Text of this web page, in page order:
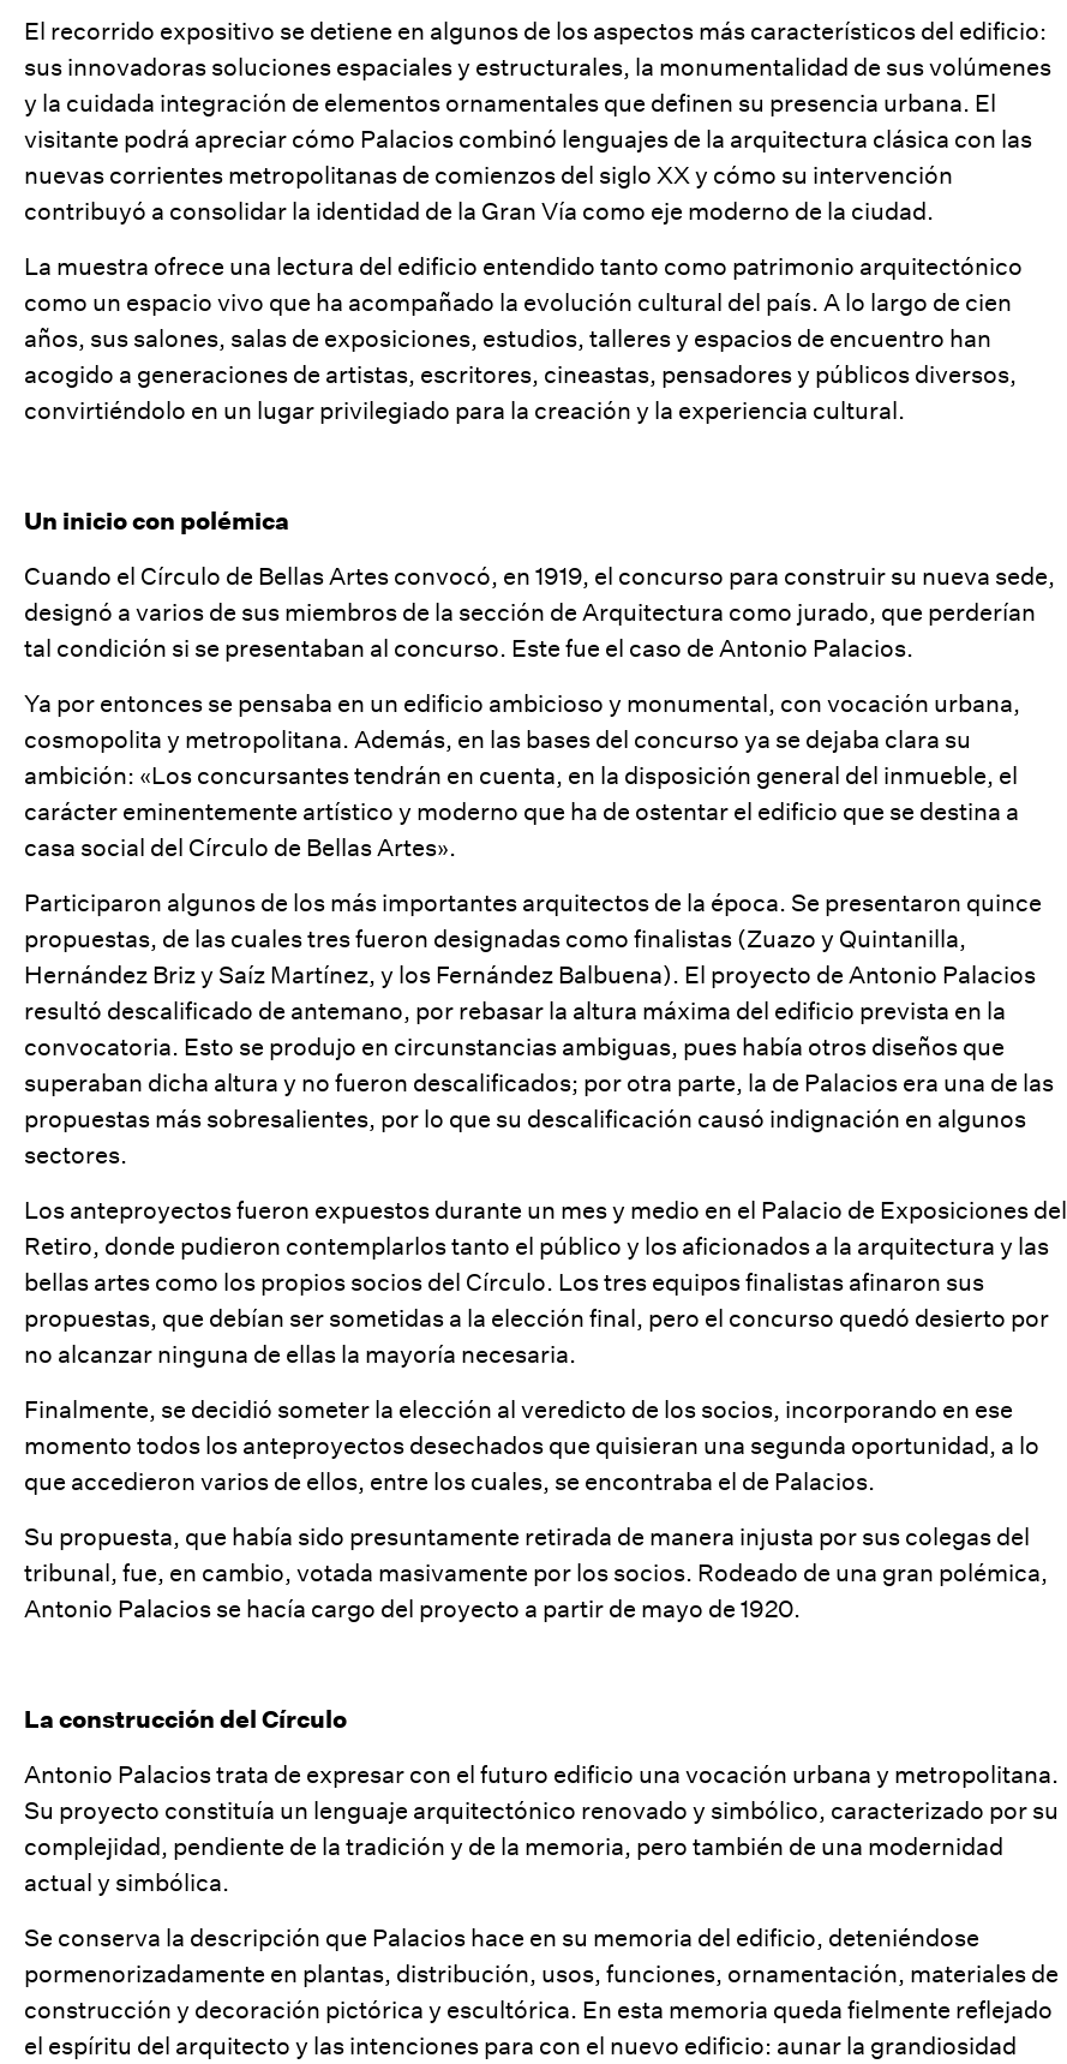
El recorrido expositivo se detiene en algunos de los aspectos más característicos del edificio:
sus innovadoras soluciones espaciales y estructurales, la monumentalidad de sus volúmenes
y la cuidada integración de elementos ornamentales que definen su presencia urbana. El
visitante podrá apreciar cómo Palacios combinó lenguajes de la arquitectura clásica con las
nuevas corrientes metropolitanas de comienzos del siglo XX y cómo su intervención
contribuyó a consolidar la identidad de la Gran Vía como eje moderno de la ciudad.
La muestra ofrece una lectura del edificio entendido tanto como patrimonio arquitectónico
como un espacio vivo que ha acompañado la evolución cultural del país. A lo largo de cien
años, sus salones, salas de exposiciones, estudios, talleres y espacios de encuentro han
acogido a generaciones de artistas, escritores, cineastas, pensadores y públicos diversos,
convirtiéndolo en un lugar privilegiado para la creación y la experiencia cultural.
Un inicio con polémica
Cuando el Círculo de Bellas Artes convocó, en 1919, el concurso para construir su nueva sede,
designó a varios de sus miembros de la sección de Arquitectura como jurado, que perderían
tal condición si se presentaban al concurso. Este fue el caso de Antonio Palacios.
Ya por entonces se pensaba en un edificio ambicioso y monumental, con vocación urbana,
cosmopolita y metropolitana. Además, en las bases del concurso ya se dejaba clara su
ambición: «Los concursantes tendrán en cuenta, en la disposición general del inmueble, el
carácter eminentemente artístico y moderno que ha de ostentar el edificio que se destina a
casa social del Círculo de Bellas Artes».
Participaron algunos de los más importantes arquitectos de la época. Se presentaron quince
propuestas, de las cuales tres fueron designadas como finalistas (Zuazo y Quintanilla,
Hernández Briz y Saíz Martínez, y los Fernández Balbuena). El proyecto de Antonio Palacios
resultó descalificado de antemano, por rebasar la altura máxima del edificio prevista en la
convocatoria. Esto se produjo en circunstancias ambiguas, pues había otros diseños que
superaban dicha altura y no fueron descalificados; por otra parte, la de Palacios era una de las
propuestas más sobresalientes, por lo que su descalificación causó indignación en algunos
sectores.
Los anteproyectos fueron expuestos durante un mes y medio en el Palacio de Exposiciones del
Retiro, donde pudieron contemplarlos tanto el público y los aficionados a la arquitectura y las
bellas artes como los propios socios del Círculo. Los tres equipos finalistas afinaron sus
propuestas, que debían ser sometidas a la elección final, pero el concurso quedó desierto por
no alcanzar ninguna de ellas la mayoría necesaria.
Finalmente, se decidió someter la elección al veredicto de los socios, incorporando en ese
momento todos los anteproyectos desechados que quisieran una segunda oportunidad, a lo
que accedieron varios de ellos, entre los cuales, se encontraba el de Palacios.
Su propuesta, que había sido presuntamente retirada de manera injusta por sus colegas del
tribunal, fue, en cambio, votada masivamente por los socios. Rodeado de una gran polémica,
Antonio Palacios se hacía cargo del proyecto a partir de mayo de 1920.
La construcción del Círculo
Antonio Palacios trata de expresar con el futuro edificio una vocación urbana y metropolitana.
Su proyecto constituía un lenguaje arquitectónico renovado y simbólico, caracterizado por su
complejidad, pendiente de la tradición y de la memoria, pero también de una modernidad
actual y simbólica.
Se conserva la descripción que Palacios hace en su memoria del edificio, deteniéndose
pormenorizadamente en plantas, distribución, usos, funciones, ornamentación, materiales de
construcción y decoración pictórica y escultórica. En esta memoria queda fielmente reflejado
el espíritu del arquitecto y las intenciones para con el nuevo edificio: aunar la grandiosidad